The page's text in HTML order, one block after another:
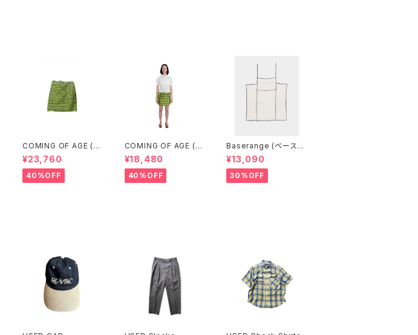
COMING OF AGE (カ
ミングオブエイジ) DRA
WSTRING MIDI SKIR
T（GINGHAM LIME/B
LACK）
¥23,760
40%OFF
COMING OF AGE (カ
ミングオブエイジ) DRA
WSTRING MINI SKIR
T (GINGHAM LIME/B
LACK）
¥18,480
40%OFF
Baserange (ベースレ
ンジ) SHOK SQUARE
TOP (Off White)
¥13,090
30%OFF